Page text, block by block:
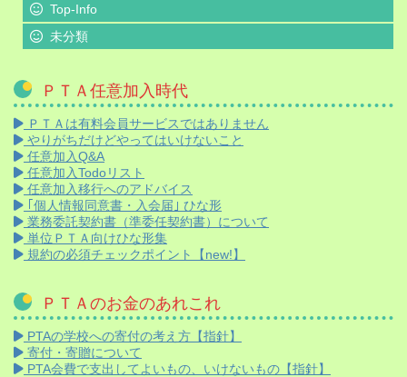
Top-Info
未分類
ＰＴＡ任意加入時代
ＰＴＡは有料会員サービスではありません
やりがちだけどやってはいけないこと
任意加入Q&A
任意加入Todoリスト
任意加入移行へのアドバイス
｢個人情報同意書・入会届｣ ひな形
業務委託契約書（準委任契約書）について
単位ＰＴＡ向けひな形集
規約の必須チェックポイント【new!】
ＰＴＡのお金のあれこれ
PTAの学校への寄付の考え方【指針】
寄付・寄贈について
PTA会費で支出してよいもの、いけないもの【指針】